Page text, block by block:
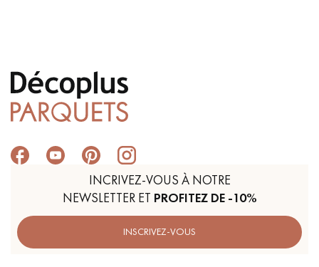
INCRIVEZ-VOUS À NOTRE
NEWSLETTER ET PROFITEZ DE -10%
INSCRIVEZ-VOUS